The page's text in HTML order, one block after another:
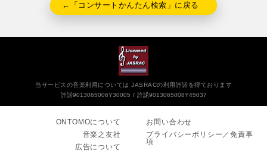
←「コンサートかんたん検索」に戻る
当サービスの音楽利用については JASRACの利用許諾を得ております
許諾9013065006Y30005
許諾9013065008Y45037
ONTOMOについて
音楽之友社
広告について
お問い合わせ
プライバシーポリシー／免責事
項